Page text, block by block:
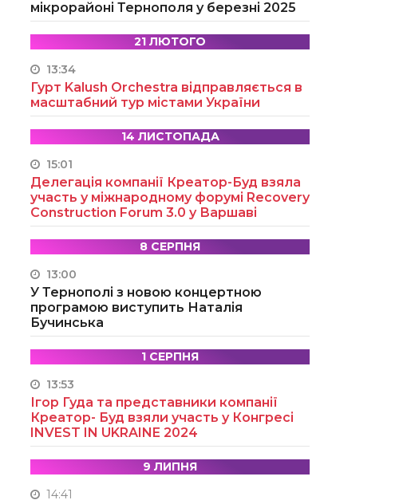
мікрорайоні Тернополя у березні 2025
21 ЛЮТОГО
13:34
Гурт Kalush Orchestra відправляється в
масштабний тур містами України
14 ЛИСТОПАДА
15:01
Делегація компанії Креатор-Буд взяла
участь у міжнародному форумі Recovery
Construction Forum 3.0 у Варшаві
8 СЕРПНЯ
13:00
У Тернополі з новою концертною
програмою виступить Наталія
Бучинська
1 СЕРПНЯ
13:53
Ігор Гуда та представники компанії
Креатор- Буд взяли участь у Конгресі
INVEST IN UKRAINE 2024
9 ЛИПНЯ
14:41